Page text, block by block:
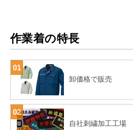
作業着の特長
01
卸価格で販売
02
自社刺繍加工工場